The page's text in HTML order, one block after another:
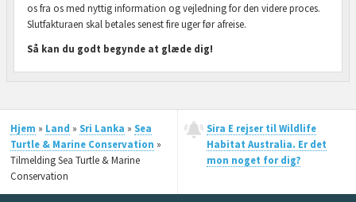
os fra os med nyttig information og vejledning for den videre proces.
Slutfakturaen skal betales senest fire uger før afreise.
Så kan du godt begynde at glæde dig!
Hjem » Land » Sri Lanka » Sea
Turtle & Marine Conservation »
Tilmelding Sea Turtle & Marine
Conservation
Sira E rejser til Wildlife
Habitat Australia. Er det
mon noget for dig?